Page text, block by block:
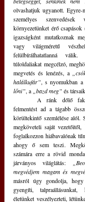
olvashatjuk ugyanott.
személyes
környezetünket érő
igazságként mutatkoznak
vagy világméretű
felülbírálhatatlanná
túloldaliakat megcélzó,
megvetés és lenézés, a
halálkufár”, s nyomukban a
lőni”, a „bazd meg” és
felmentést ad a tágabb
körültekintő szemlélése alól.
megköveteli saját
foglalkozzon hiábavalónak
ahogy ő sem teszi.
számára erre a rövid
járványos világlátás:
megvédjem magam és
másról úgy gondolja, hogy
gyengíti, talpraállásunkat,
életünket veszélyezteti,